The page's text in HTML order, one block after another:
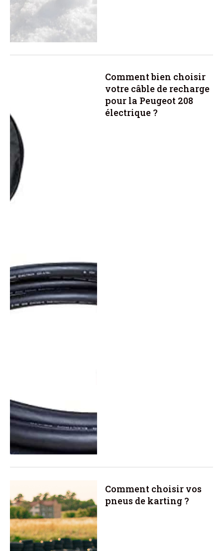
Comment bien choisir
votre câble de recharge
pour la Peugeot 208
électrique ?
Comment choisir vos
pneus de karting ?